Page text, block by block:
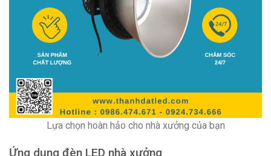
Lựa chọn hoàn hảo cho nhà xưởng của bạn
Ứng dụng đèn LED nhà xưởng